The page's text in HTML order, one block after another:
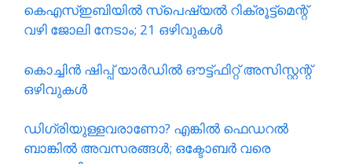
കെഎസ്ഇബിയിൽ സ്പെഷ്യൽ റിക്രൂട്ട്മെന്റ്
വഴി ജോലി നേടാം; 21 ഒഴിവുകൾ
കൊച്ചിൻ ഷിപ്പ് യാർഡിൽ ഔട്ട്ഫിറ്റ് അസിസ്റ്റന്റ്
ഒഴിവുകൾ
ഡിഗ്രിയുള്ളവരാണോ? എങ്കിൽ ഫെഡറൽ
ബാങ്കിൽ അവസരങ്ങൾ; ഒക്ടോബർ വരെ